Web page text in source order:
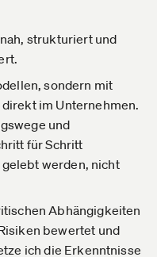
strukturiert und
sondern mit
im Unternehmen.
und
für Schritt
werden, nicht
Abhängigkeiten
bewertet und
ich die Erkenntnisse